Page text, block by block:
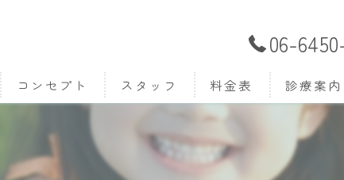
06-
コンセプト スタッフ 料金表 診療案内
はじめて
歯並びでお